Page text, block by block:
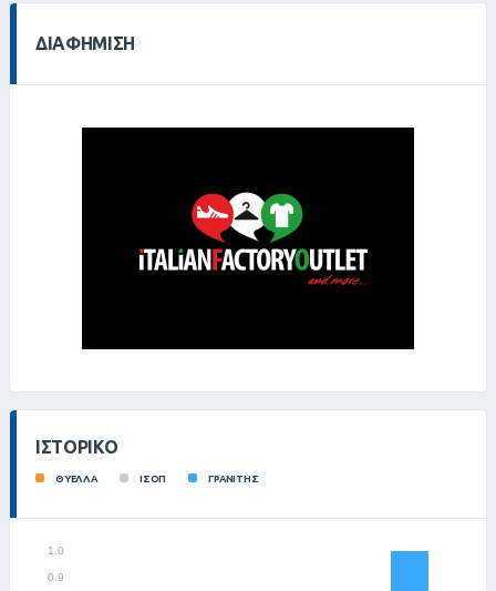
ΔΙΑΦΉΜΙΣΗ
ΙΣΤΟΡΙΚΌ
ΘΥΕΛΛΑ ΙΣΟΠ ΓΡΑΝΙΤΗΣ